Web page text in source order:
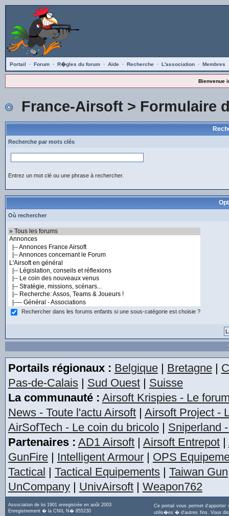
Portail · Forum · R�gles du forum · Aide · Recherche · L'association · Membres
Bienvenue
France-Airsoft> Formulaire
Recherche par mots clés
Entrez un mot clé ou une phrase à rechercher.
Où rechercher
Rechercher dans les forums enfants si une sous-catégorie est choisie ?
Portails régionaux : Belgique| Bretagne|
Pas-de-Calais| Sud Ouest| Suisse
La communauté : Airsoft Krispies - Le
News - Toute l'actu Airsoft| Airsoft Project -
AirSofTech - Le coin du bricolo| Sniperland
Partenaires : AD1 Airsoft| Airsoft Entrepot|
GunFire| Intelligent Armour| OPS
Tactical | Tactical Equipements| Taiwan Gun
UnCompany| UnivAirsoft| Weapon762
Association de loi 1901 enregistrée en août 2003
Enregistrement � la CNIL N� 855230
Ce portail vous permet
utilis�es � d'autres fins. Vous